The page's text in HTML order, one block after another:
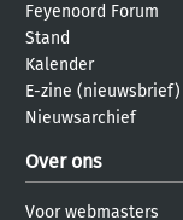
Feyenoord Forum
Stand
Kalender
E-zine (nieuwsbrief)
Nieuwsarchief
Over ons
Voor webmasters